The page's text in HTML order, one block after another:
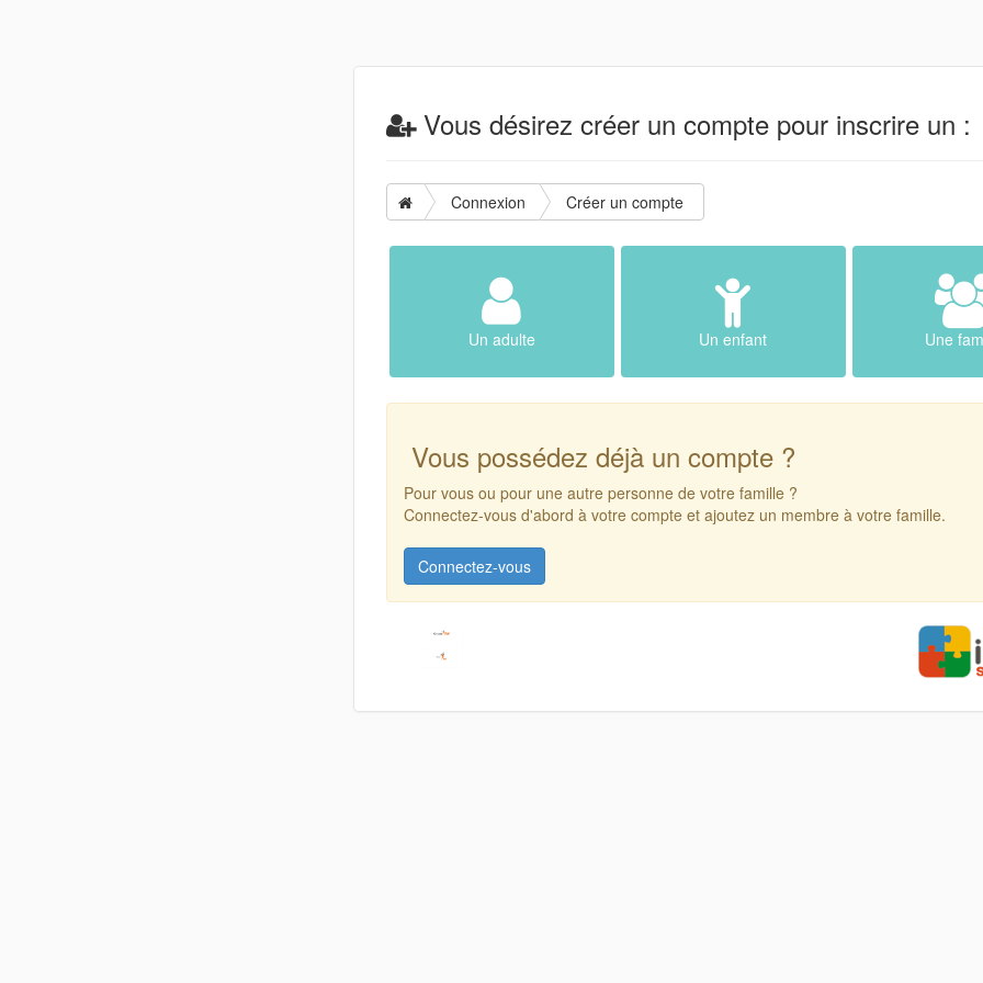
Vous désirez créer un compte pour inscrire un :
Connexion Créer un compte
Un adulte Un enfant Une
Vous possédez déjà un compte ?
Pour vous ou pour une autre personne de votre famille ?
Connectez-vous d'abord à votre compte et ajoutez un membre à votre famille.
Connectez-vous